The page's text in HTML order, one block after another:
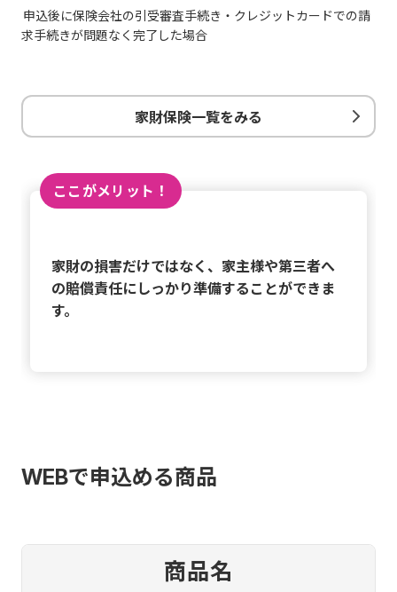
申込後に保険会社の引受審査手続き・クレジットカードでの請
求手続きが問題なく完了した場合
家財保険一覧をみる
ここがメリット！
家財の損害だけではなく、家主様や第三者へ
の賠償責任にしっかり準備することができま
す。
WEBで申込める商品
商品名